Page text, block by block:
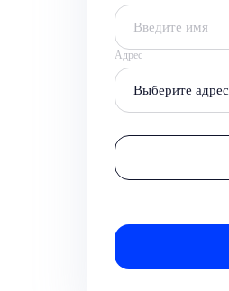
Адрес
Выберите адрес